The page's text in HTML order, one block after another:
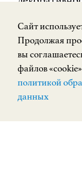
Для
Минина и
по 3
Cайт
Продолжая
вы
файлов
политикой
данных